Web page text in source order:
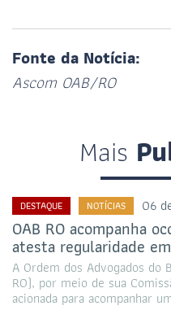
Fonte da Notícia:
Ascom OAB/RO
Mais
DESTAQUE NOTÍCIAS 06
OAB RO acompanha
atesta regularidade
A Ordem dos Advogados do
RO), por meio de sua
acionada para acompanhar